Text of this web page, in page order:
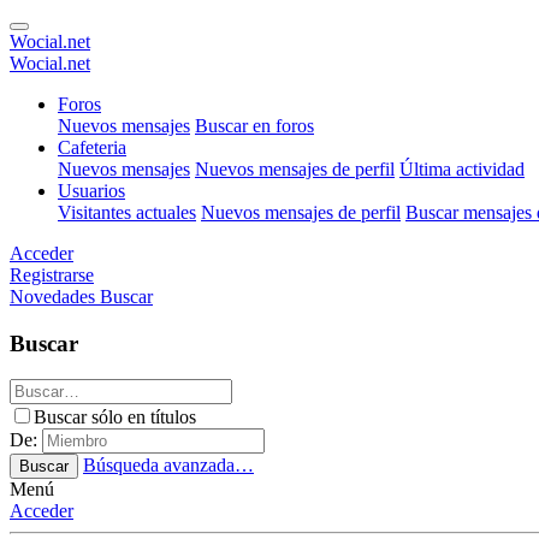
Wocial.net
Wocial.net
Foros
Nuevos mensajes Buscar en foros
Cafeteria
Nuevos mensajes Nuevos mensajes de perfil Última actividad
Usuarios
Visitantes actuales Nuevos mensajes de perfil Buscar mensajes
Acceder
Registrarse
Novedades Buscar
Buscar
Buscar sólo en títulos
De:
Buscar
Búsqueda avanzada…
Menú
Acceder